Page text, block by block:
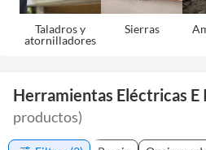
Taladros y
atornilladores
Sierras
Herramientas Eléctricas E
productos)